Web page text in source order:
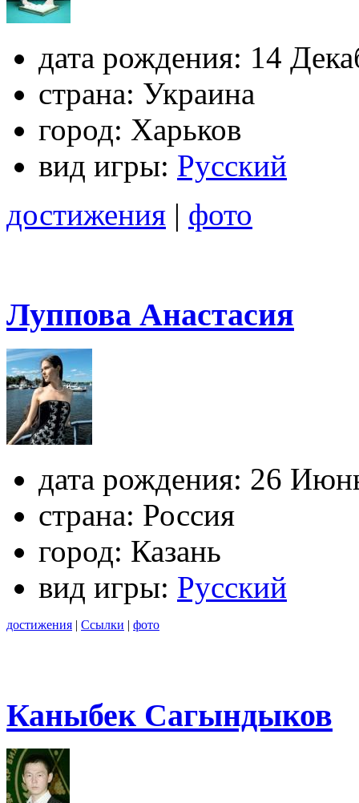
дата рождения: 14
страна: Украина
город: Харьков
вид игры: Русский
достижения | фото
Луппова Анастасия
дата рождения: 26
страна: Россия
город: Казань
вид игры: Русский
достижения | Ссылки | фото
Каныбек Сагындыков